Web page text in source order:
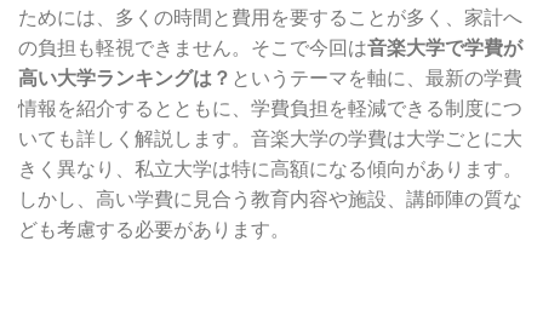
ためには、多くの時間と費用を要することが多く、家計へ
の負担も軽視できません。そこで今回は音楽大学で学費が
高い大学ランキングは？ というテーマを軸に、最新の学費
情報を紹介するとともに、学費負担を軽減できる制度につ
いても詳しく解説します。音楽大学の学費は大学ごとに大
きく異なり、私立大学は特に高額になる傾向があります。
しかし、高い学費に見合う教育内容や施設、講師陣の質な
ども考慮する必要があります。